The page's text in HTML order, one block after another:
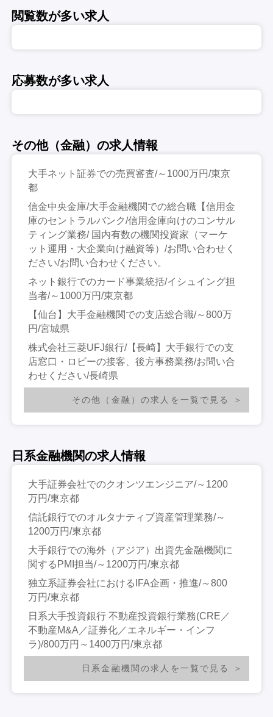
閲覧数が多い求人
応募数が多い求人
その他（金融）の求人情報
大手ネット証券での売買審査/～1000万円/東京
都
信金中央金庫/大手金融機関での総合職【信用金
庫のセントラルバンク/信用金庫向けのコンサル
ティング業務/ 国内有数の機関投資家（マーケ
ット運用・大企業向け融資等）/お問い合わせく
ださい/お問い合わせください。
ネット銀行でのカード事業統括/イシュイング担
当者/～1000万円/東京都
【仙台】大手金融機関での支店総合職/～800万
円/宮城県
株式会社三菱UFJ銀行/【長崎】大手銀行での支
店窓口・ロビーの接客、後方事務業務/お問い合
わせください/長崎県
その他（金融）の求人を一覧で見る
日系金融機関の求人情報
大手証券会社でのクオンツエンジニア/～1200
万円/東京都
信託銀行でのオルタナティブ資産管理業務/～
1200万円/東京都
大手銀行での海外（アジア）出資先金融機関に
関するPMI担当/～1200万円/東京都
独立系証券会社におけるIFA企画・推進/～800
万円/東京都
日系大手投資銀行 不動産投資銀行業務(CRE／
不動産M&A／証券化／エネルギー・インフ
ラ)/800万円～1400万円/東京都
日系金融機関の求人を一覧で見る